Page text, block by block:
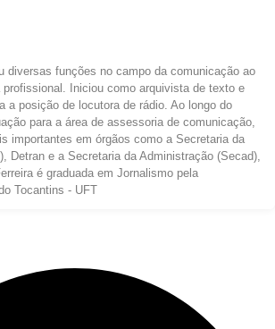
diversas funções no campo da comunicação ao
profissional. Iniciou como arquivista de texto e
a posição de locutora de rádio. Ao longo do
para a área de assessoria de comunicação,
importantes em órgãos como a Secretaria da
Detran e a Secretaria da Administração (Secad),
é graduada em Jornalismo pela
Tocantins - UFT